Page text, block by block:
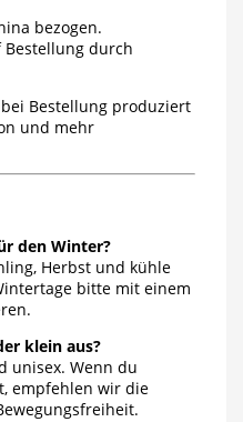
bezogen.
durch
Bestellung produziert
und mehr
den Winter?
Herbst und kühle
bitte mit einem
klein aus?
unisex. Wenn du
empfehlen wir die